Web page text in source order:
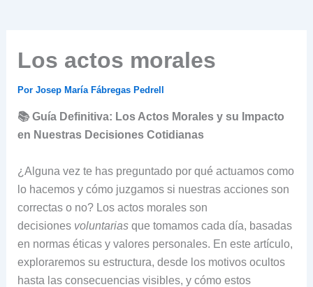
Los actos morales
Por Josep María Fábregas Pedrell
📚 Guía Definitiva: Los Actos Morales y su Impacto
en Nuestras Decisiones Cotidianas
¿Alguna vez te has preguntado por qué actuamos como
lo hacemos y cómo juzgamos si nuestras acciones son
correctas o no? Los actos morales son
decisiones voluntariasque tomamos cada día, basadas
en normas éticas y valores personales. En este artículo,
exploraremos su estructura, desde los motivos ocultos
hasta las consecuencias visibles, y cómo estos